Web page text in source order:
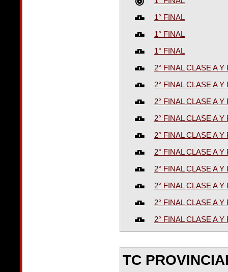
1° FINAL
1° FINAL
1° FINAL
2° FINAL CLASE A
2° FINAL CLASE A
2° FINAL CLASE A
2° FINAL CLASE A
2° FINAL CLASE A
2° FINAL CLASE A
2° FINAL CLASE A
2° FINAL CLASE A
2° FINAL CLASE A
2° FINAL CLASE A
TC